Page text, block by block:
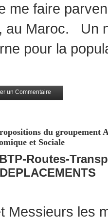
me faire
au Maroc. Un
pour la
un Commentaire
du groupement
et Sociale
BTP-Routes-
les